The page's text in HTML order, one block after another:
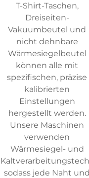
T-Shirt-Taschen,
Dreiseiten-
Vakuumbeutel und
nicht dehnbare
Wärmesiegelbeutel
können alle mit
spezifischen, präzise
kalibrierten
Einstellungen
hergestellt werden.
Unsere Maschinen
verwenden
Wärmesiegel- und
sodass jede Naht und